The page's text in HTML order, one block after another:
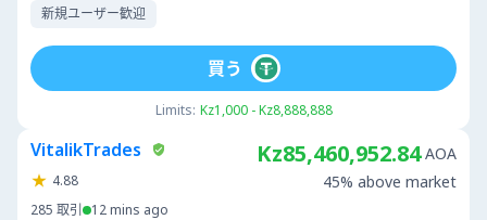
新規ユーザー歓迎
Limits: Kz1,000 - Kz8,888,888
買う
VitalikTrades
4.88
285 取引 12 mins ago
Kz85,460,952.84 AOA
45% above market